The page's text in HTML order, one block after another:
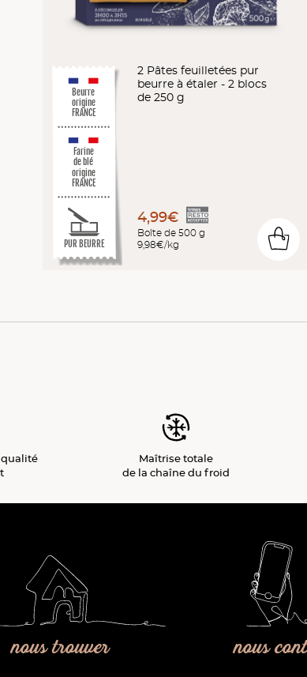
Beurre
origine
FRANCE
Farine
de blé
origine
FRANCE
PUR BEURRE
2 Pâtes feuilletées pur
beurre à étaler - 2 blocs
de 250 g
4,99€
Boîte de 500 g
9,98€/kg
0
qualité
Maîtrise totale
de la chaîne du froid
nous trouver nous